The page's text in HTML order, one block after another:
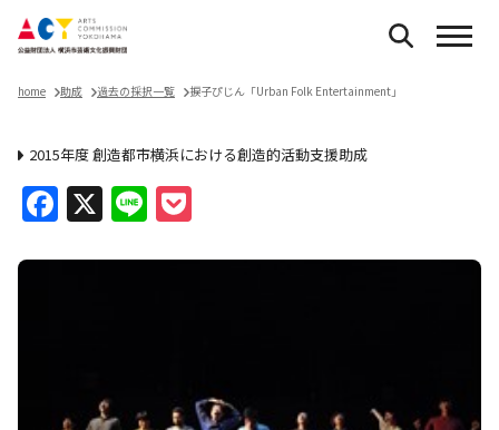
home 助成 過去の採択一覧 捩子ぴじん「Urban Folk Entertainment」
2015年度 創造都市横浜における創造的活動支援助成
Facebook
X Line